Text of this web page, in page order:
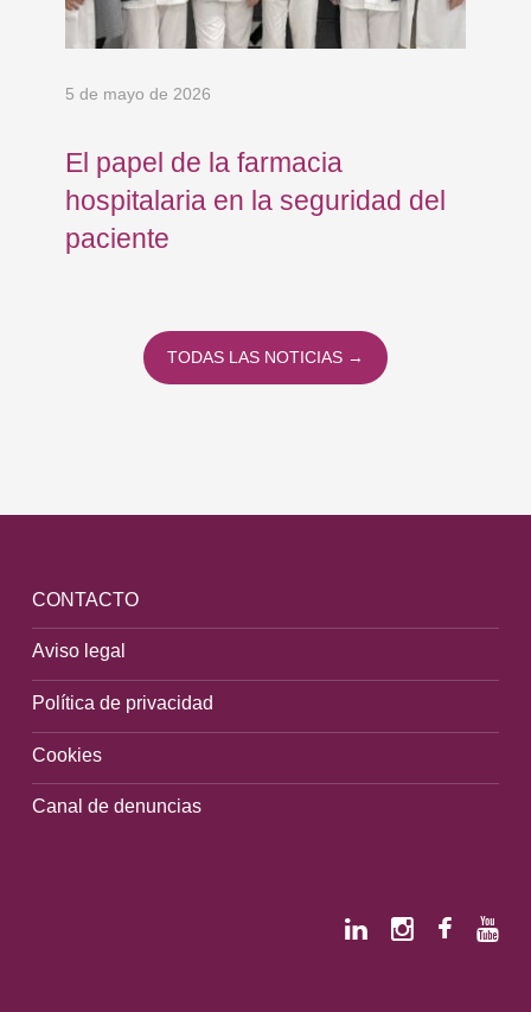
5 de mayo de 2026
El papel de la farmacia
hospitalaria en la seguridad del
paciente
TODAS LAS NOTICIAS →
CONTACTO
Aviso legal
Política de privacidad
Cookies
Canal de denuncias